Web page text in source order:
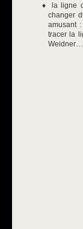
la ligne
changer
amusant
tracer la